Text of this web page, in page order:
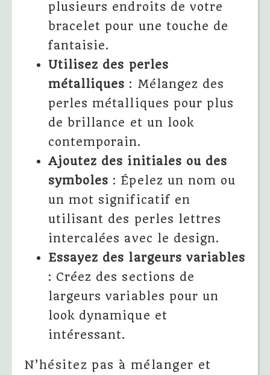
plusieurs endroits de votre
bracelet pour une touche de
fantaisie.
Utilisez des perles
métalliques : Mélangez des
perles métalliques pour plus
de brillance et un look
contemporain.
Ajoutez des initiales ou des
symboles : Épelez un nom ou
un mot significatif en
utilisant des perles lettres
intercalées avec le design.
Essayez des largeurs variables
: Créez des sections de
largeurs variables pour un
look dynamique et
intéressant.
N’hésitez pas à mélanger et